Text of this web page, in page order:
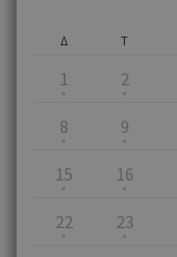
Δ
1
Τ
2
8 9
15 16
22 23